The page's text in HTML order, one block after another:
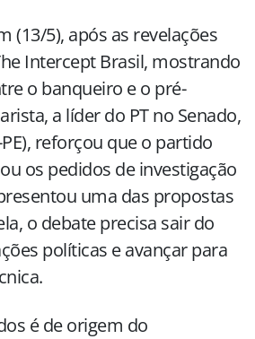
(13/5), após as revelações
Intercept Brasil, mostrando
o banqueiro e o pré-
a líder do PT no Senado,
reforçou que o partido
os pedidos de investigação
uma das propostas
o debate precisa sair do
políticas e avançar para
é de origem do